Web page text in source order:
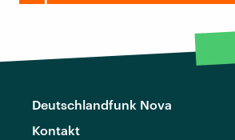
Deutschlandfunk Nova
Kontakt